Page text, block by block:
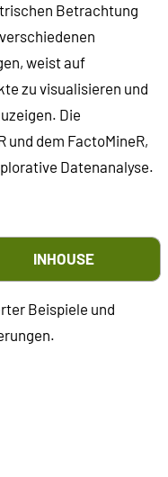
Betrachtung
weist auf
zu visualisieren und
Die
und dem FactoMineR,
Datenanalyse.
INHOUSE
Beispiele und